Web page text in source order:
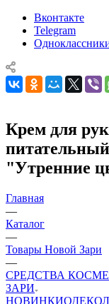
Вконтакте
Telegram
Крем для
"Утренние
Главная
—
Каталог
—
Товары Новой Зари
—
СРЕДСТВА
ЗАРИ
НОВИНКИ